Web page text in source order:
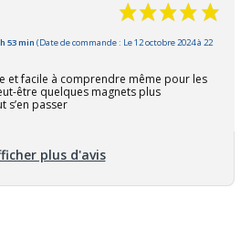
53 min (Date de commande : Le 12 octobre 2024 à 22
et facile à comprendre même pour les
être quelques magnets plus
s’en passer
plus d'avis